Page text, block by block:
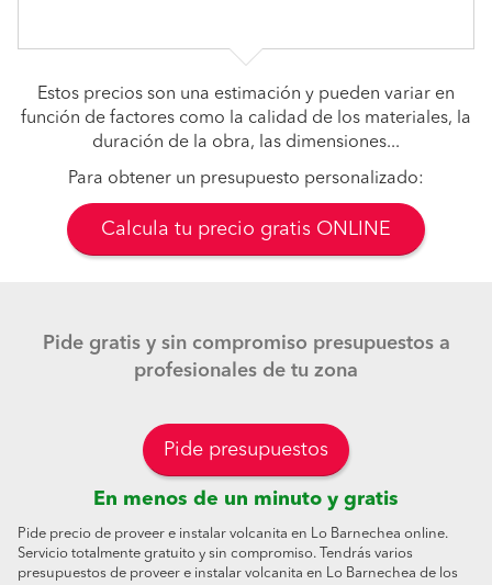
Estos precios son una estimación y pueden variar en
función de factores como la calidad de los materiales, la
duración de la obra, las dimensiones...
Para obtener un presupuesto personalizado:
Calcula tu precio gratis ONLINE
Pide gratis y sin compromiso presupuestos a
profesionales de tu zona
Pide presupuestos
En menos de un minuto y gratis
Pide precio de proveer e instalar volcanita en Lo Barnechea online.
Servicio totalmente gratuito y sin compromiso. Tendrás varios
presupuestos de proveer e instalar volcanita en Lo Barnechea de los